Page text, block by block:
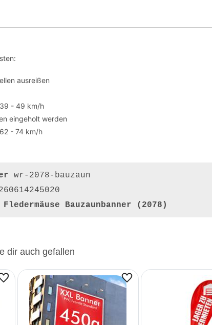
ausreißen
- 49 km/h
eingeholt werden
- 74 km/h
wr-2078-bauzaun
Bauzaunbanner (2078)
dir auch gefallen